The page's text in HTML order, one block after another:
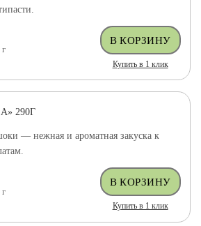
г
Купить в 1 клик
290Г
— нежная и ароматная закуска к
г
Купить в 1 клик